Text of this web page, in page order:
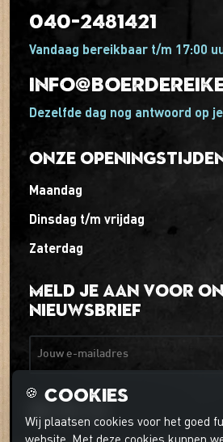
040-2481421
Vandaag bereikbaar t/m 17:00
Dezelfde dag nog antwoord op
Onze
maandag
dinsdag t/m vrijdag
zaterdag
Meld je aan voor
nieuwsbrief
🍪 Cookies
Wij plaatsen cookies voor het goed
website. Met deze cookies kunnen